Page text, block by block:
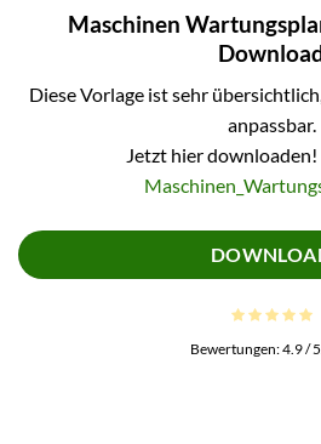
Maschinen
Diese Vorlage ist sehr
anpassbar.
Jetzt hier
Bewertungen:4.9/ 5.